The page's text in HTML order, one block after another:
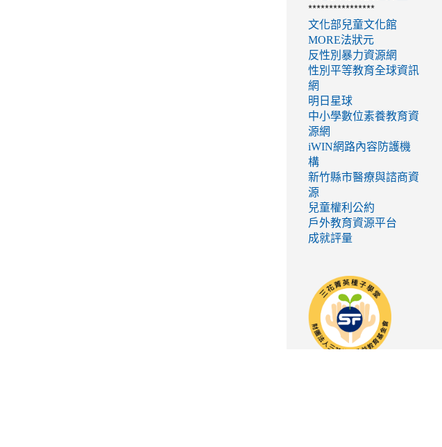
****************
文化部兒童文化館
MORE法狀元
反性別暴力資源網
性別平等教育全球資訊
網
明日星球
中小學數位素養教育資
源網
iWIN網路內容防護機
構
新竹縣市醫療與諮商資
源
兒童權利公約
戶外教育資源平台
成就評量
http://